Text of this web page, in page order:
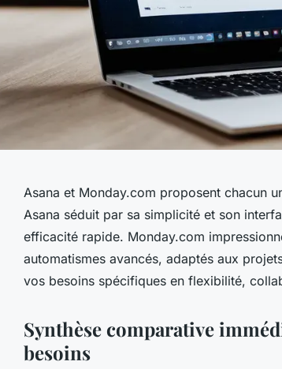
Asana et Monday.com proposent chacun
Asana séduit par sa simplicité et son
efficacité rapide. Monday.com
automatismes avancés, adaptés aux
vos besoins spécifiques en flexibilité,
Synthèse comparative
besoins